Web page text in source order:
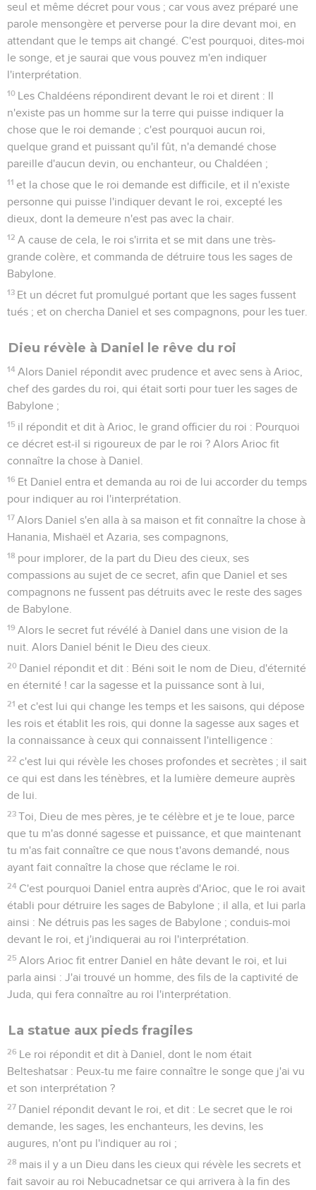
seul et même décret pour vous ; car vous avez préparé une
parole mensongère et perverse pour la dire devant moi, en
attendant que le temps ait changé. C'est pourquoi, dites-moi
le songe, et je saurai que vous pouvez m'en indiquer
l'interprétation.
10 Les Chaldéens répondirent devant le roi et dirent : Il
n'existe pas un homme sur la terre qui puisse indiquer la
chose que le roi demande ; c'est pourquoi aucun roi,
quelque grand et puissant qu'il fût, n'a demandé chose
pareille d'aucun devin, ou enchanteur, ou Chaldéen ;
11 et la chose que le roi demande est difficile, et il n'existe
personne qui puisse l'indiquer devant le roi, excepté les
dieux, dont la demeure n'est pas avec la chair.
12 A cause de cela, le roi s'irrita et se mit dans une très-
grande colère, et commanda de détruire tous les sages de
Babylone.
13 Et un décret fut promulgué portant que les sages fussent
tués ; et on chercha Daniel et ses compagnons, pour les tuer.
Dieu révèle à Daniel le rêve du roi
14 Alors Daniel répondit avec prudence et avec sens à Arioc,
chef des gardes du roi, qui était sorti pour tuer les sages de
Babylone ;
15 il répondit et dit à Arioc, le grand officier du roi : Pourquoi
ce décret est-il si rigoureux de par le roi ? Alors Arioc fit
connaître la chose à Daniel.
16 Et Daniel entra et demanda au roi de lui accorder du temps
pour indiquer au roi l'interprétation.
17 Alors Daniel s'en alla à sa maison et fit connaître la chose à
Hanania, Mishaël et Azaria, ses compagnons,
18 pour implorer, de la part du Dieu des cieux, ses
compassions au sujet de ce secret, afin que Daniel et ses
compagnons ne fussent pas détruits avec le reste des sages
de Babylone.
19 Alors le secret fut révélé à Daniel dans une vision de la
nuit. Alors Daniel bénit le Dieu des cieux.
20 Daniel répondit et dit : Béni soit le nom de Dieu, d'éternité
en éternité ! car la sagesse et la puissance sont à lui,
21 et c'est lui qui change les temps et les saisons, qui dépose
les rois et établit les rois, qui donne la sagesse aux sages et
la connaissance à ceux qui connaissent l'intelligence :
22 c'est lui qui révèle les choses profondes et secrètes ; il sait
ce qui est dans les ténèbres, et la lumière demeure auprès
de lui.
23 Toi, Dieu de mes pères, je te célèbre et je te loue, parce
que tu m'as donné sagesse et puissance, et que maintenant
tu m'as fait connaître ce que nous t'avons demandé, nous
ayant fait connaître la chose que réclame le roi.
24 C'est pourquoi Daniel entra auprès d'Arioc, que le roi avait
établi pour détruire les sages de Babylone ; il alla, et lui parla
ainsi : Ne détruis pas les sages de Babylone ; conduis-moi
devant le roi, et j'indiquerai au roi l'interprétation.
25 Alors Arioc fit entrer Daniel en hâte devant le roi, et lui
parla ainsi : J'ai trouvé un homme, des fils de la captivité de
Juda, qui fera connaître au roi l'interprétation.
La statue aux pieds fragiles
26 Le roi répondit et dit à Daniel, dont le nom était
Belteshatsar : Peux-tu me faire connaître le songe que j'ai vu
et son interprétation ?
27 Daniel répondit devant le roi, et dit : Le secret que le roi
demande, les sages, les enchanteurs, les devins, les
augures, n'ont pu l'indiquer au roi ;
28 mais il y a un Dieu dans les cieux qui révèle les secrets et
fait savoir au roi Nebucadnetsar ce qui arrivera à la fin des